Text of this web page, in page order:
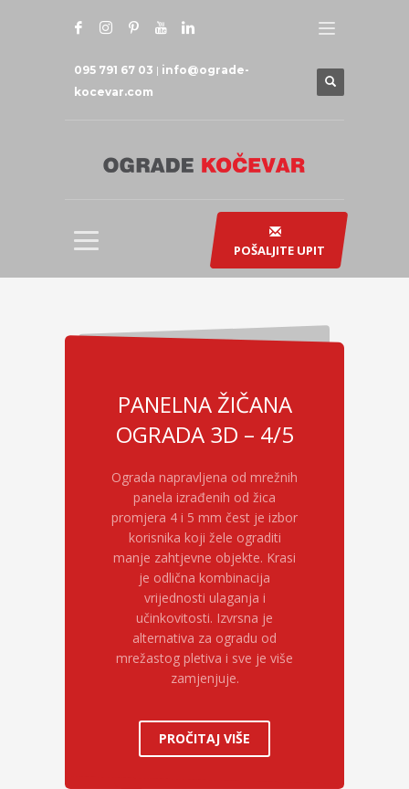
095 791 67 03 | info@ograde-
kocevar.com
POŠALJITE UPIT
PANELNA ŽIČANA
OGRADA 3D – 4/5
Ograda napravljena od mrežnih
panela izrađenih od žica
promjera 4 i 5 mm čest je izbor
korisnika koji žele ograditi
manje zahtjevne objekte. Krasi
je odlična kombinacija
vrijednosti ulaganja i
učinkovitosti. Izvrsna je
alternativa za ogradu od
mrežastog pletiva i sve je više
zamjenjuje.
PROČITAJ VIŠE